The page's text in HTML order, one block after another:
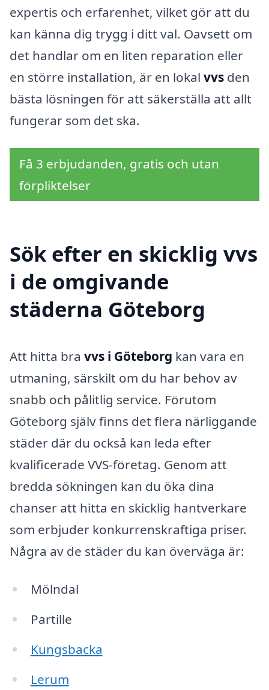
expertis och erfarenhet, vilket gör att du
kan känna dig trygg i ditt val. Oavsett om
det handlar om en liten reparation eller
en större installation, är en lokal vvs den
bästa lösningen för att säkerställa att allt
fungerar som det ska.
Få 3 erbjudanden, gratis och utan
förpliktelser
Sök efter en skicklig vvs
i de omgivande
städerna Göteborg
Att hitta bra vvs i Göteborg kan vara en
utmaning, särskilt om du har behov av
snabb och pålitlig service. Förutom
Göteborg själv finns det flera närliggande
städer där du också kan leda efter
kvalificerade VVS-företag. Genom att
bredda sökningen kan du öka dina
chanser att hitta en skicklig hantverkare
som erbjuder konkurrenskraftiga priser.
Några av de städer du kan överväga är:
Mölndal
Partille
Kungsbacka
Lerum